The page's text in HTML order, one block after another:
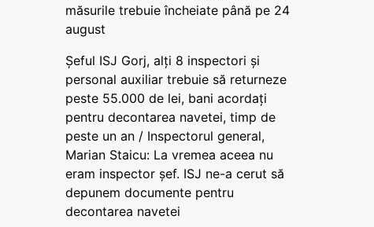
măsurile trebuie încheiate până pe 24
august
Șeful ISJ Gorj, alți 8 inspectori și
personal auxiliar trebuie să returneze
peste 55.000 de lei, bani acordați
pentru decontarea navetei, timp de
peste un an / Inspectorul general,
Marian Staicu: La vremea aceea nu
eram inspector șef. ISJ ne-a cerut să
depunem documente pentru
decontarea navetei